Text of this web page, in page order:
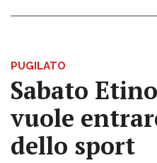
PUGILATO
Sabato
vuole
dello sport